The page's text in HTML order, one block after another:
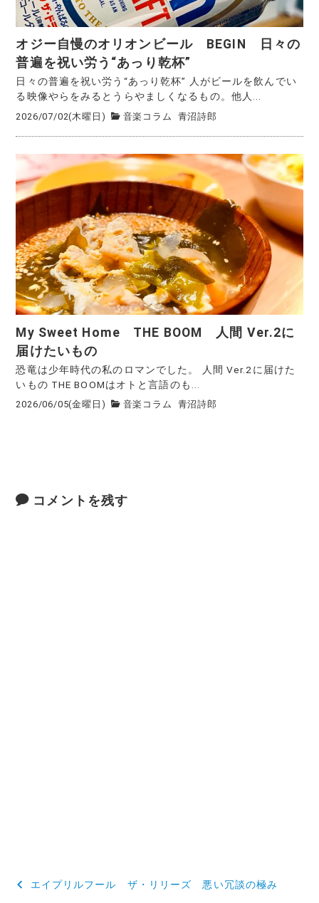
オジー自慢のオリオンビール BEGIN 日々の
普遍を祝い労う“あっり乾杯”
日々の普遍を祝い労う“あっり乾杯” 人がビールを飲んでい
る映像やらをみるとうらやましくなるもの。他人...
2026/07/02(木曜日) 音楽コラム 青沼詩郎
My Sweet Home THE BOOM 人間 Ver.2に
届けたいもの
恐竜は少年時代の私のロマンでした。 人間 Ver.2に届けた
いもの THE BOOMはオトと言語のも...
2026/06/05(金曜日) 音楽コラム 青沼詩郎
コメントを残す
投
エイプリルフール ザ・リリーズ 悪い冗談の極み